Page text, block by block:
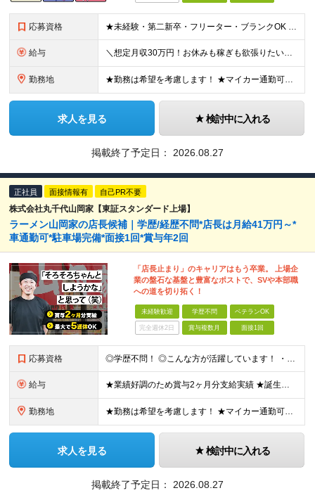
応募資格 ★未経験・第二新卒・フリーター・ブランクOK ★学歴不問！ □転職回数が気になる方 □飲食業界にチャレンジしたい方 「やってみたい」という気持ちがあれば、皆さん大歓迎です♪ ◎こんな方が活躍して
給与 ＼想定月収30万円！お休みも稼ぎも欲張りたい方にピッタリ！／ ★業績好調のため賞与2ヶ月分支給実績 ★誕生日手当など手当充実 ★年2回昇給チャンス有 ★残業代全額支給（1分単位で支給） 月給25万
勤務地 ★勤務は希望を考慮します！ ★マイカー通勤可（駐車場完備） ★全国の各店舗で募集中！続々出店予定！ ～国内300店舗、47都道府県への展開を目標に出店中！～ ▼積極採用地域▼ ・中部（富山、石川、
求人を見る 検討中に入れる
掲載終了予定日： 2026.08.27
正社員 面接情報有 自己PR不要
株式会社丸千代山岡家【東証スタンダード上場】
ラーメン山岡家の店長候補｜学歴/経歴不問*店長は月給41万円～*
車通勤可*駐車場完備*面接1回*賞与年2回
「店長止まり」のキャリアはもう卒業。 上場企
業の盤石な基盤と豊富なポストで、SVや本部職
への道を切り拓く！
未経験歓迎 学歴不問 ベテランOK
完全週休2日 賞与複数月 面接1回
応募資格 ◎学歴不問！ ◎こんな方が活躍しています！ ・研修や制度面が整っている会社で働きたい方 ・店長やその先を目指したい方 ・給与を上げていきたい方 など □未経験・第二新卒・フリーター □ブランクがある
給与 ★業績好調のため賞与2ヶ月分支給実績 ★誕生日手当など手当充実 ★年2回昇給チャンス有＆入社1年で店長昇格可 ★残業代全額支給（1分単位で支給） ■月給24万円～36万円 ※残業代全額支給（1分単位
勤務地 ★勤務は希望を考慮します！ ★マイカー通勤可（駐車場完備） ★全国の各店舗で募集中！続々出店予定！ ～国内300店舗、47都道府県への展開を目標に出店中！～ ▼積極採用地域▼ ・中部（富山、石川、
求人を見る 検討中に入れる
掲載終了予定日： 2026.08.27